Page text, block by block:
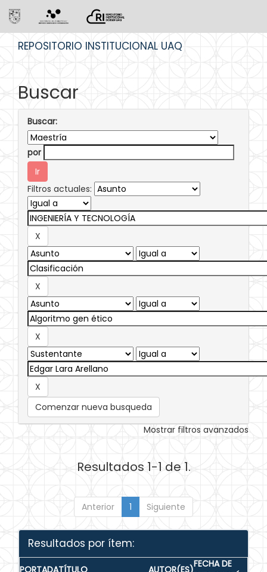
REPOSITORIO INSTITUCIONAL UAQ
Buscar
Buscar:
por
Filtros actuales:
Comenzar nueva busqueda
Mostrar filtros avanzados
Resultados 1-1 de 1.
Anterior 1 Siguiente
Resultados por ítem:
PORTADATÍTULO AUTOR(ES)FECHA DE